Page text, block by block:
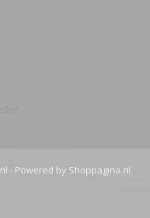
- Powered by Shoppagina.nl